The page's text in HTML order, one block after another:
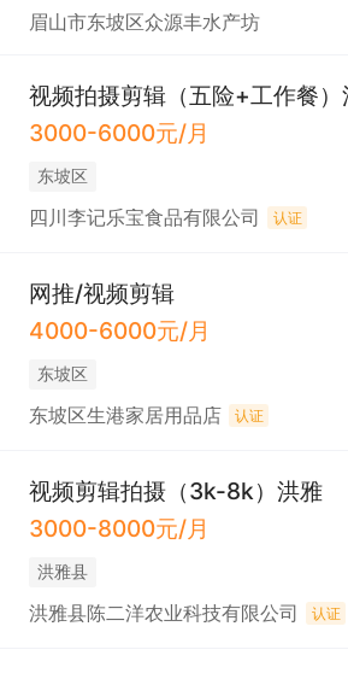
眉山市东坡区众源丰水产坊
视频拍摄剪辑（五险+工作餐）
3000-6000元/月
东坡区
四川李记乐宝食品有限公司 认证
网推/视频剪辑
4000-6000元/月
东坡区
东坡区生港家居用品店 认证
视频剪辑拍摄（3k-8k）洪雅
3000-8000元/月
洪雅县
洪雅县陈二洋农业科技有限公司 认证